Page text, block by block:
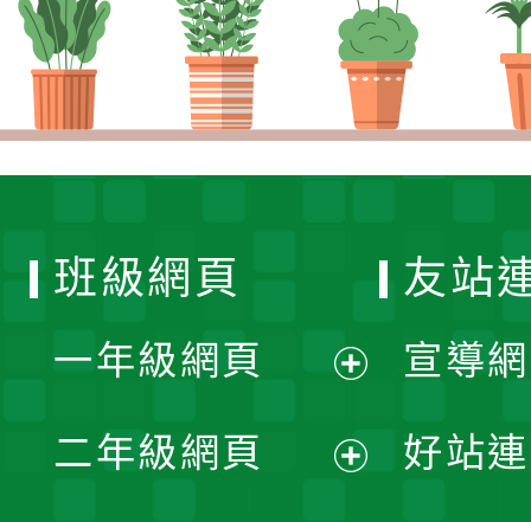
班級網頁
一年級網頁
開
二年級網頁
友站
宣導
好站